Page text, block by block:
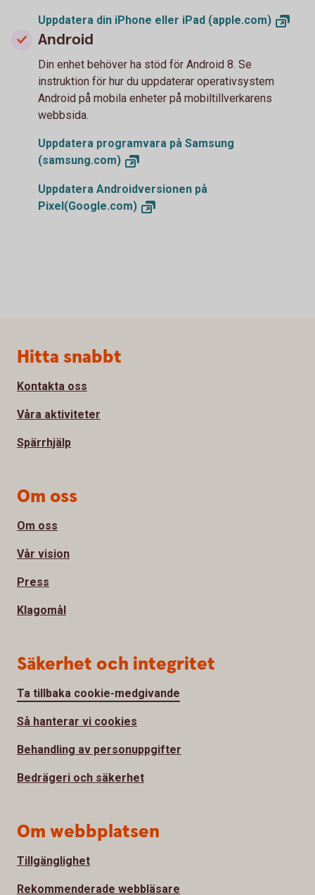
Uppdatera din iPhone eller iPad (apple.com)
Android
Din enhet behöver ha stöd för Android 8. Se
instruktion för hur du uppdaterar operativsystem
Android på mobila enheter på mobiltillverkarens
webbsida.
Uppdatera programvara på Samsung
(samsung.com)
Uppdatera Androidversionen på
Pixel(Google.com)
Sidfot
Hitta snabbt
Kontakta oss
Våra aktiviteter
Spärrhjälp
Om oss
Om oss
Vår vision
Press
Klagomål
Säkerhet och integritet
Ta tillbaka cookie-medgivande
Så hanterar vi cookies
Behandling av personuppgifter
Bedrägeri och säkerhet
Om webbplatsen
Tillgänglighet
Rekommenderade webbläsare